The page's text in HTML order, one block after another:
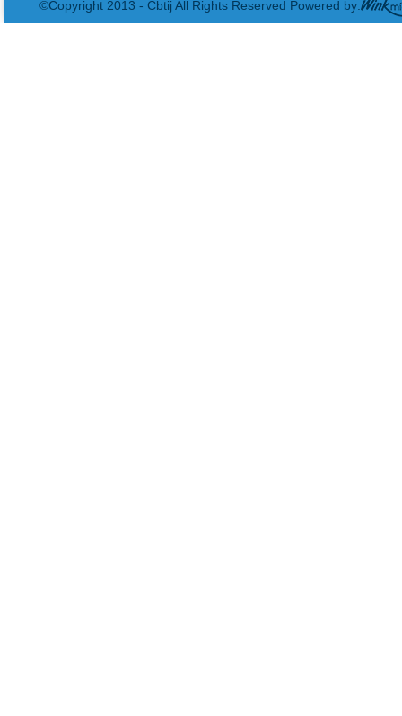
©Copyright 2013 - Cbtij All Rights Reserved Powered by: